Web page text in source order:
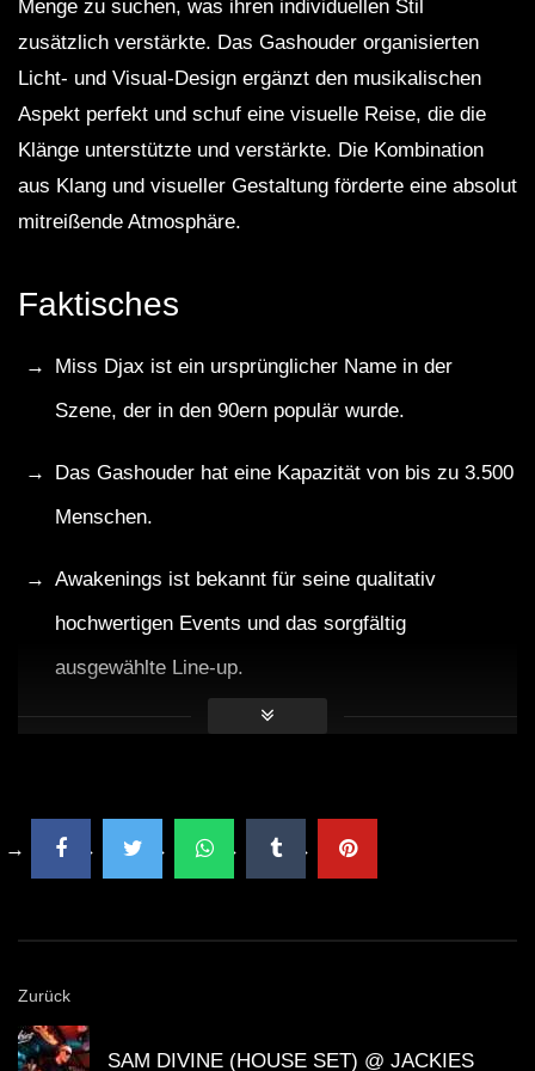
Menge zu suchen, was ihren individuellen Stil
zusätzlich verstärkte. Das Gashouder organisierten
Licht- und Visual-Design ergänzt den musikalischen
Aspekt perfekt und schuf eine visuelle Reise, die die
Klänge unterstützte und verstärkte. Die Kombination
aus Klang und visueller Gestaltung förderte eine absolut
mitreißende Atmosphäre.
Faktisches
Miss Djax ist ein ursprünglicher Name in der
Szene, der in den 90ern populär wurde.
Das Gashouder hat eine Kapazität von bis zu 3.500
Menschen.
Awakenings ist bekannt für seine qualitativ
hochwertigen Events und das sorgfältig
ausgewählte Line-up.
Die Westergasfabriek ist ein historisches
Veranstaltungen genutzt wird.
Miss Djax ist besonders bekannt für ihre
Technomusik ist ein bedeutendes kulturelles
Zurück
SAM DIVINE (HOUSE SET) @ JACKIES